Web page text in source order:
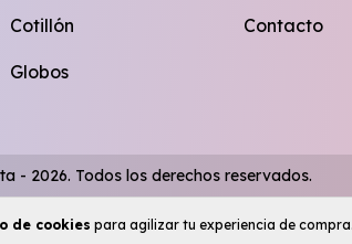
de cookies para agilizar tu experiencia de compra.
Cotillón
Globos
Contacto
- 2026. Todos los derechos reservados.